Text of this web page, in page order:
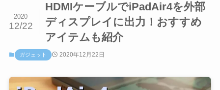
HDMIケーブルでiPadAir4を外部
ディスプレイに出力！おすすめ
アイテムも紹介
2020
12/22
ガジェット 2020年12月22日